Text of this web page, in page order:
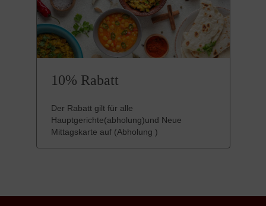
10% Rabatt
Der Rabatt gilt für alle
Hauptgerichte(abholung)und Neue
Mittagskarte auf (Abholung )